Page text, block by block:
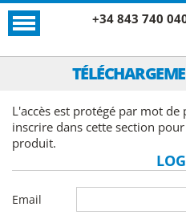
+34 843 740
L'accès est protégé par mot de
inscrire dans cette section
produit.
Email